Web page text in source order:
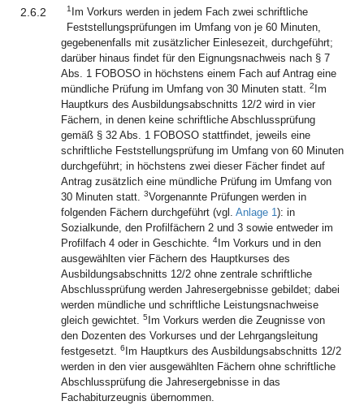
2.6.2 1 Im Vorkurs werden in jedem Fach zwei schriftliche
Feststellungsprüfungen im Umfang von je 60 Minuten,
gegebenenfalls mit zusätzlicher Einlesezeit, durchgeführt;
darüber hinaus findet für den Eignungsnachweis nach § 7
Abs. 1 FOBOSO in höchstens einem Fach auf Antrag eine
mündliche Prüfung im Umfang von 30 Minuten statt. 2 Im
Hauptkurs des Ausbildungsabschnitts 12/2 wird in vier
Fächern, in denen keine schriftliche Abschlussprüfung
gemäß § 32 Abs. 1 FOBOSO stattfindet, jeweils eine
schriftliche Feststellungsprüfung im Umfang von 60 Minuten
durchgeführt; in höchstens zwei dieser Fächer findet auf
Antrag zusätzlich eine mündliche Prüfung im Umfang von
30 Minuten statt. 3Vorgenannte Prüfungen werden in
folgenden Fächern durchgeführt (vgl. Anlage 1): in
Sozialkunde, den Profilfächern 2 und 3 sowie entweder im
Profilfach 4 oder in Geschichte. 4 Im Vorkurs und in den
ausgewählten vier Fächern des Hauptkurses des
Ausbildungsabschnitts 12/2 ohne zentrale schriftliche
Abschlussprüfung werden Jahresergebnisse gebildet; dabei
werden mündliche und schriftliche Leistungsnachweise
gleich gewichtet. 5 Im Vorkurs werden die Zeugnisse von
den Dozenten des Vorkurses und der Lehrgangsleitung
festgesetzt. 6 Im Hauptkurs des Ausbildungsabschnitts 12/2
werden in den vier ausgewählten Fächern ohne schriftliche
Abschlussprüfung die Jahresergebnisse in das
Fachabiturzeugnis übernommen.